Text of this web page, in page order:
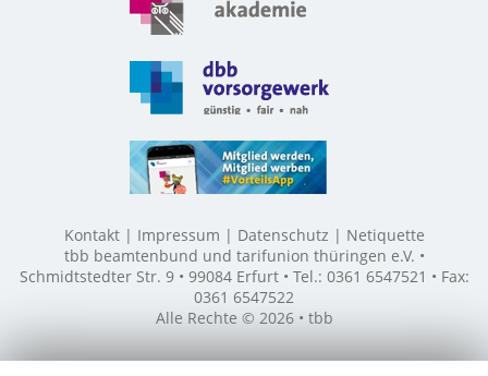
Kontakt Impressum Datenschutz
Netiquette
tbb beamtenbund und tarifunion thüringen e.V. •
Schmidtstedter Str. 9 • 99084 Erfurt • Tel.: 0361 6547521 • Fax:
0361 6547522
Alle Rechte © 2026 • tbb